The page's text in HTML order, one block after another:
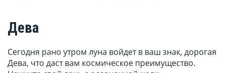
Дева
Сегодня рано утром луна войдет в ваш знак, дорогая
Дева, что даст вам космическое преимущество.